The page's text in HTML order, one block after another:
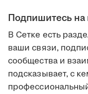
Подпишитесь на
В Сетке есть
ваши связи,
сообщества и
подсказывает, с